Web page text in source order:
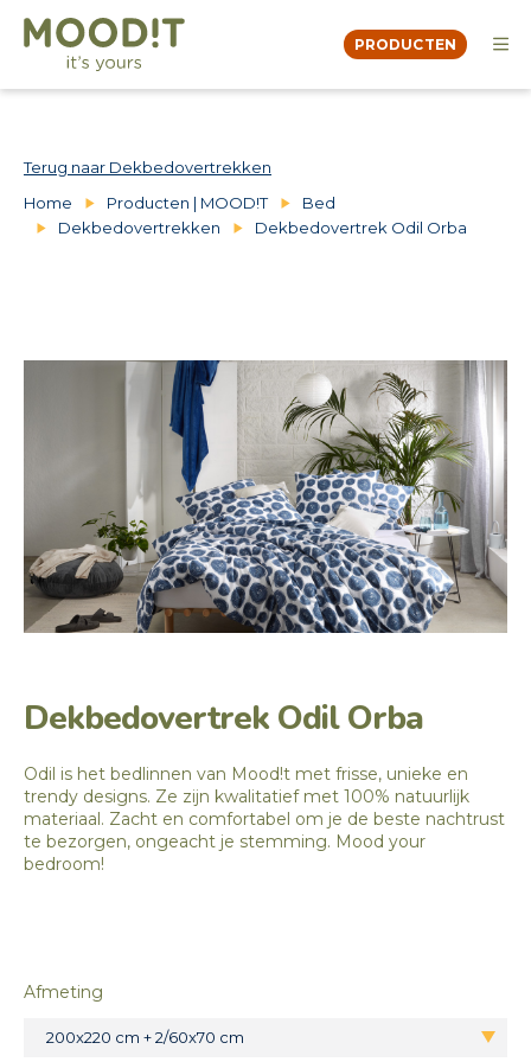
PRODUCTEN
DEALERS
CONTACT
Terug naar Dekbedovertrekken
Home
Producten | MOOD!T
Bed
Dekbedovertrekken
Dekbedovertrek Odil Orba
Dekbedovertrek Odil Orba
Odil is het bedlinnen van Mood!t met frisse, unieke en
trendy designs. Ze zijn kwalitatief met 100% natuurlijk
materiaal. Zacht en comfortabel om je de beste nachtrust
te bezorgen, ongeacht je stemming. Mood your
bedroom!
Afmeting
200x220 cm + 2/60x70 cm